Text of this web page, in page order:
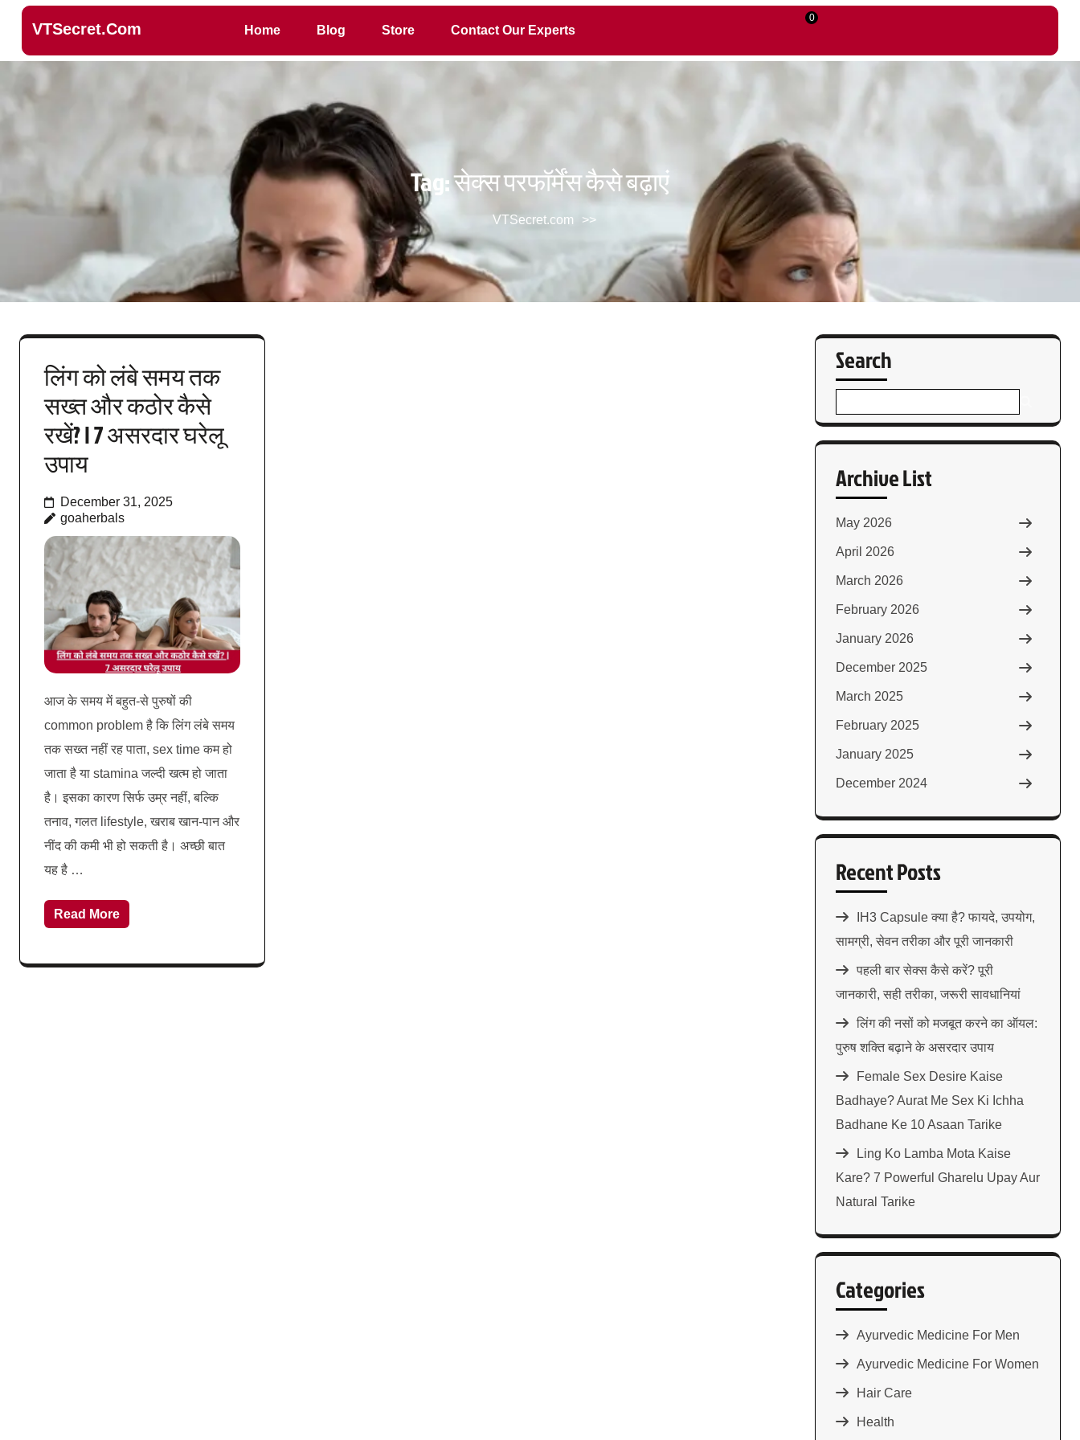
VTSecret.com Home Blog Store Contact Our Experts
0
Tag:सेक्स परफॉर्मेंस कैसे बढ़ाएं
VTSecret.com >>
लिंग को लंबे समय तक
सख्त और कठोर कैसे
रखें? | 7 असरदार घरेलू
उपाय
December 31, 2025
goaherbals
आज के समय में बहुत-से पुरुषों की
common problem है कि लिंग लंबे समय
तक सख्त नहीं रह पाता, sex time कम हो
जाता है या stamina जल्दी खत्म हो जाता
है। इसका कारण सिर्फ उम्र नहीं, बल्कि
तनाव, गलत lifestyle, खराब खान-पान और
नींद की कमी भी हो सकती है। अच्छी बात
यह है …
Read More
Search
Archive List
May 2026
April 2026
March 2026
February 2026
January 2026
December 2025
March 2025
February 2025
January 2025
December 2024
Recent Posts
IH3 Capsule क्या है? फायदे, उपयोग,
सामग्री, सेवन तरीका और पूरी जानकारी
पहली बार सेक्स कैसे करें? पूरी
जानकारी, सही तरीका, जरूरी सावधानियां
लिंग की नसों को मजबूत करने का ऑयल:
पुरुष शक्ति बढ़ाने के असरदार उपाय
Female Sex Desire Kaise
Badhaye? Aurat Me Sex Ki Ichha
Badhane Ke 10 Asaan Tarike
Ling Ko Lamba Mota Kaise
Kare? 7 Powerful Gharelu Upay Aur
Natural Tarike
Categories
Ayurvedic Medicine For Men
Ayurvedic Medicine For Women
Hair Care
Health